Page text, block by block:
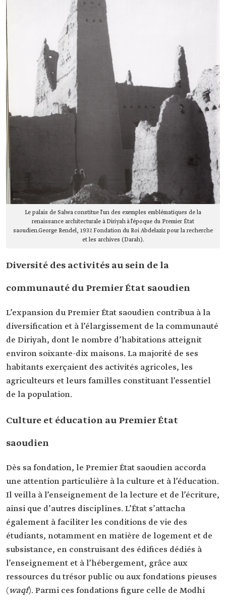
Le palais de Salwa constitue l’un des exemples emblématiques de la
renaissance architecturale à Diriyah à l’époque du Premier État
saoudien.George Rendel, 1937. Fondation du Roi Abdelaziz pour la recherche
et les archives (Darah).
Diversité des activités au sein de la
communauté du Premier État saoudien
L’expansion du Premier État saoudien contribua à la
diversification et à l’élargissement de la communauté
de Diriyah, dont le nombre d’habitations atteignit
environ soixante-dix maisons. La majorité de ses
habitants exerçaient des activités agricoles, les
agriculteurs et leurs familles constituant l’essentiel
de la population.
Culture et éducation au Premier État
saoudien
Dès sa fondation, le Premier État saoudien accorda
une attention particulière à la culture et à l’éducation.
Il veilla à l’enseignement de la lecture et de l’écriture,
ainsi que d’autres disciplines. L’État s’attacha
également à faciliter les conditions de vie des
étudiants, notamment en matière de logement et de
subsistance, en construisant des édifices dédiés à
l’enseignement et à l’hébergement, grâce aux
ressources du trésor public ou aux fondations pieuses
(waqf). Parmi ces fondations figure celle de Modhi